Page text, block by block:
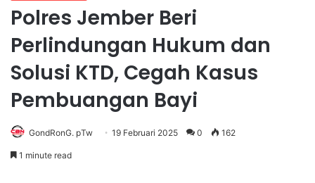
Polres Jember Beri
Perlindungan Hukum dan
Solusi KTD, Cegah Kasus
Pembuangan Bayi
GondRonG. pTw 19 Februari 2025 0 162
1 minute read